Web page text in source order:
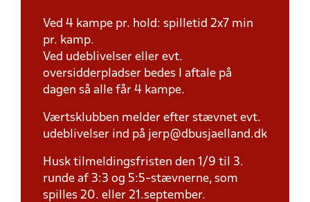
Ved 4 kampe pr. hold: spilletid 2x7 min
pr. kamp.
Ved udeblivelser eller evt.
oversidderpladser bedes I aftale på
dagen så alle får 4 kampe.
Værtsklubben melder efter stævnet evt.
udeblivelser ind på jerp@dbusjaelland.dk
Husk tilmeldingsfristen den 1/9 til 3.
runde af 3:3 og 5:5-stævnerne, som
spilles 20. eller 21.september.